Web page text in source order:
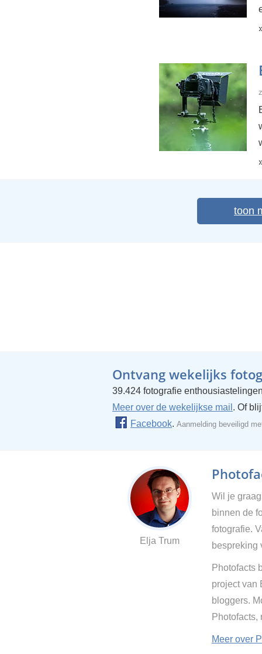
toon
Ontvang wekelijks
39.424 fotografie
Meer over de wekelijkse mail . Of
Facebook. Aanmelding beveiligd
Elja Trum
Wil je
binnen de
fotografie.
bespreking
Photofacts
project van
bloggers.
Photofacts,
Meer over